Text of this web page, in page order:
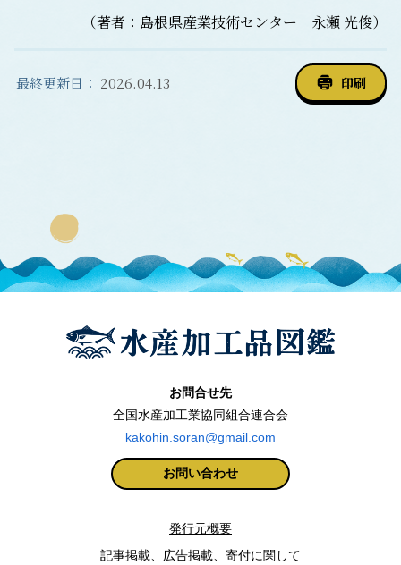
（著者：島根県産業技術センター 永瀬 光俊）
最終更新日： 2026.04.13 印刷
お問合せ先
全国水産加工業協同組合連合会
kakohin.soran@gmail.com
お問い合わせ
発行元概要
記事掲載、広告掲載、寄付に関して